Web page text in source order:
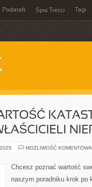
Podatek Spis Treści Tagi
MOŻLIWOŚĆ
Chcesz poznać wartość
naszym poradniku krok